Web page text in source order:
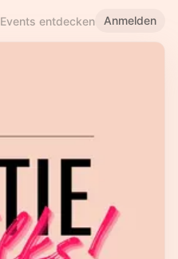
Events entdecken Anmelden